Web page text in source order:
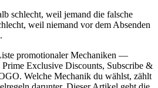
schlecht, weil jemand die falsche
weil niemand vor dem Absenden
promotionaler Mechaniken —
Exclusive Discounts, Subscribe &
Welche Mechanik du wählst, zählt